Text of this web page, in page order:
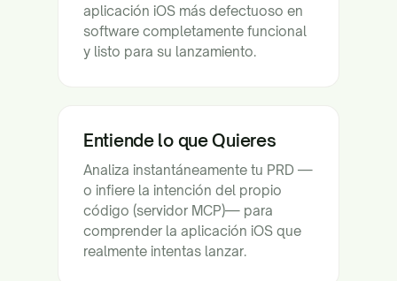
aplicación iOS más defectuoso en
software completamente funcional
y listo para su lanzamiento.
Entiende lo que Quieres
Analiza instantáneamente tu PRD —
o infiere la intención del propio
código (servidor MCP)— para
comprender la aplicación iOS que
realmente intentas lanzar.